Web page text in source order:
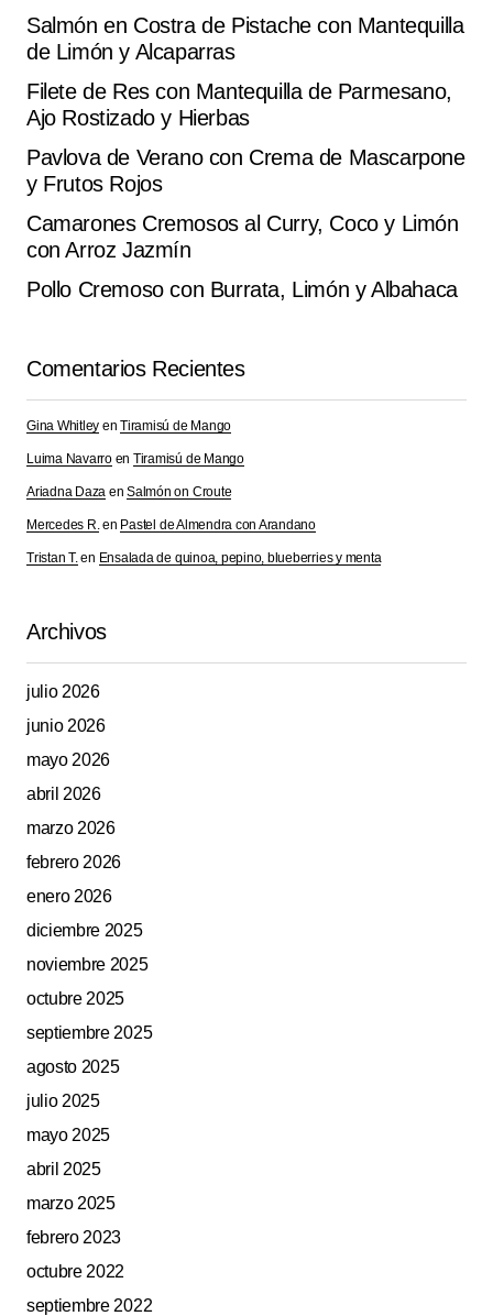
La combinación de sabores me encantó .
Melissa C.
agosto 27, 2025 at 6:43 pm
Responder
Sencilla y deliciosa esta de ‘Rollitos de Lechuga con
Atún Oriental’.
Marisa T.
Responder
Tu dirección de correo electrónico no será
publicada. Los campos obligatorios están
marcados con*
Your Name
Your E-mail
Guarda mi nombre, correo electrónico y web en este
navegador para la próxima vez que comente.
Submit Comment
Alternative:
Salmón en Costra de Pistache con Mantequilla
de Limón y Alcaparras
Filete de Res con Mantequilla de Parmesano,
Ajo Rostizado y Hierbas
Pavlova de Verano con Crema de Mascarpone
y Frutos Rojos
Camarones Cremosos al Curry, Coco y Limón
con Arroz Jazmín
Pollo Cremoso con Burrata, Limón y Albahaca
Comentarios Recientes
Gina Whitley enTiramisú de Mango
Luima Navarroen Tiramisú de Mango
Ariadna Daza enSalmón on Croute
Mercedes R. en Pastel de Almendra con Arandano
Tristan T. en Ensalada de quinoa, pepino, blueberries y menta
Archivos
julio 2026
junio 2026
mayo 2026
abril 2026
marzo 2026
febrero 2026
enero 2026
diciembre 2025
noviembre 2025
octubre 2025
septiembre 2025
agosto 2025
julio 2025
mayo 2025
abril 2025
marzo 2025
febrero 2023
octubre 2022
septiembre 2022